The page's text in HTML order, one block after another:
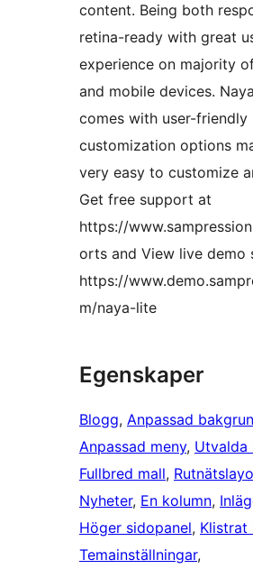
content. Being both
retina-ready with great
experience on majority
and mobile devices.
comes with user-friendly
customization options
very easy to customize
Get free support at
https://
orts and View live demo
https://
m/naya-lite
Egenskaper
Blogg, Anpassad
Anpassad meny, Utvalda
Fullbred mall,
Nyheter, En kolumn,
Höger sidopanel, Klistrat
Temainställningar